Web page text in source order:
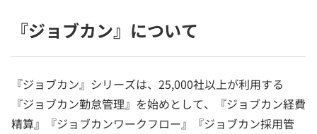
『ジョブカン』について
『ジョブカン』シリーズは、25,000社以上が利用する
『ジョブカン勤怠管理』を始めとして、『ジョブカン経費
精算』『ジョブカンワークフロー』『ジョブカン採用管